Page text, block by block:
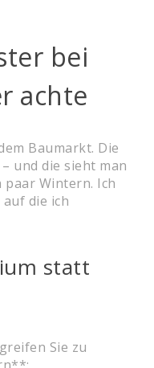
bei
achte
Baumarkt. Die
und die sieht man
paar Wintern. Ich
die ich
statt
Sie zu